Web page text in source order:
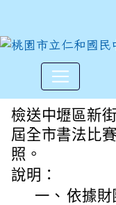
113年度
檢送中壢區新
屆全市書法比
照。
說明：
一、 依據財